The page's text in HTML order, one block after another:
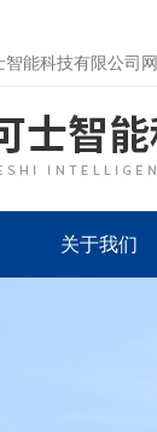
能科技有限公司网
关于我们